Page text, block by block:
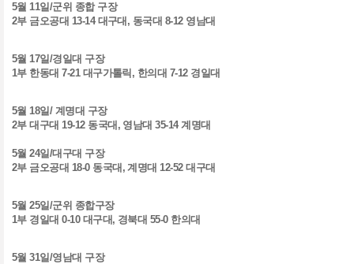
5월11일/군위 종합 구장
2부 금오공대 13-14대구대 , 동국대 8-12 영남대
5월17일/경일대 구장
1부 한동대7-21 대구가톨릭 , 한의대 7-12 경일대
5월18일/ 계명대 구장
2부 대구대19-12 동국대 , 영남대35-14계명대
5월24일/대구대 구장
2부 금오공대 18-0 동국대 ,계명대12-52대구대
5월25일/군위 종합구장
1부 경일대0-10 대구대 , 경북대 55-0 한의대
5월31일/영남대 구장